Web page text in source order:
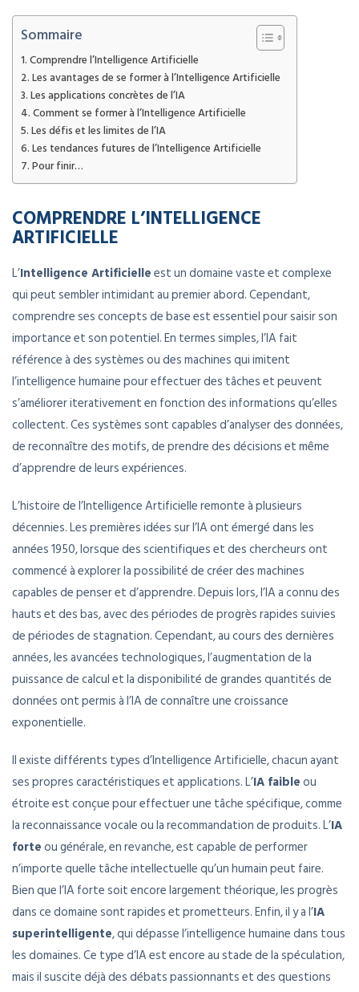
Sommaire
Comprendre l’Intelligence Artificielle
Les avantages de se former à l’Intelligence Artificielle
Les applications concrètes de l’IA
Comment se former à l’Intelligence Artificielle
Les défis et les limites de l’IA
Les tendances futures de l’Intelligence Artificielle
Pour finir…
COMPRENDRE L’INTELLIGENCE
ARTIFICIELLE
L’Intelligence Artificielleest un domaine vaste et complexe
qui peut sembler intimidant au premier abord. Cependant,
comprendre ses concepts de base est essentiel pour saisir son
importance et son potentiel. En termes simples, l’IA fait
référence à des systèmes ou des machines qui imitent
l’intelligence humaine pour effectuer des tâches et peuvent
s’améliorer iterativement en fonction des informations qu’elles
collectent. Ces systèmes sont capables d’analyser des données,
de reconnaître des motifs, de prendre des décisions et même
d’apprendre de leurs expériences.
L’histoire de l’Intelligence Artificielle remonte à plusieurs
décennies. Les premières idées sur l’IA ont émergé dans les
années 1950, lorsque des scientifiques et des chercheurs ont
commencé à explorer la possibilité de créer des machines
capables de penser et d’apprendre. Depuis lors, l’IA a connu des
hauts et des bas, avec des périodes de progrès rapides suivies
de périodes de stagnation. Cependant, au cours des dernières
années, les avancées technologiques, l’augmentation de la
puissance de calcul et la disponibilité de grandes quantités de
données ont permis à l’IA de connaître une croissance
exponentielle.
Il existe différents types d’Intelligence Artificielle, chacun ayant
ses propres caractéristiques et applications. L’IA faibleou
étroite est conçue pour effectuer une tâche spécifique, comme
la reconnaissance vocale ou la recommandation de produits. L’IA
forteou générale, en revanche, est capable de performer
n’importe quelle tâche intellectuelle qu’un humain peut faire.
Bien que l’IA forte soit encore largement théorique, les progrès
dans ce domaine sont rapides et prometteurs. Enfin, il y a l’IA
superintelligente, qui dépasse l’intelligence humaine dans tous
les domaines. Ce type d’IA est encore au stade de la spéculation,
mais il suscite déjà des débats passionnants et des questions